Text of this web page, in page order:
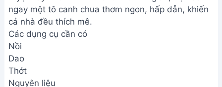
ngay một tô canh chua thơm ngon, hấp dẫn, khiến
cả nhà đều thích mê.
Các dụng cụ cần có
Nồi
Dao
Thớt
Nguyên liệu